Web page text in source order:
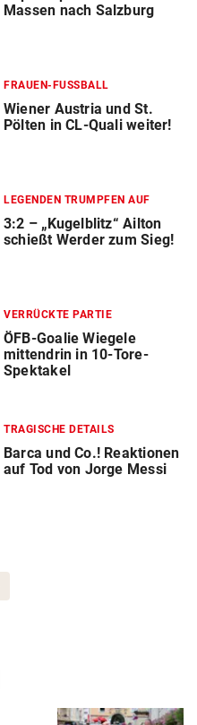
Massen nach Salzburg
FRAUEN-FUSSBALL
Wiener Austria und St.
Pölten in CL-Quali weiter!
LEGENDEN TRUMPFEN AUF
3:2 – „Kugelblitz“ Ailton
schießt Werder zum Sieg!
VERRÜCKTE PARTIE
ÖFB-Goalie Wiegele
mittendrin in 10-Tore-
Spektakel
TRAGISCHE DETAILS
Barca und Co.! Reaktionen
auf Tod von Jorge Messi